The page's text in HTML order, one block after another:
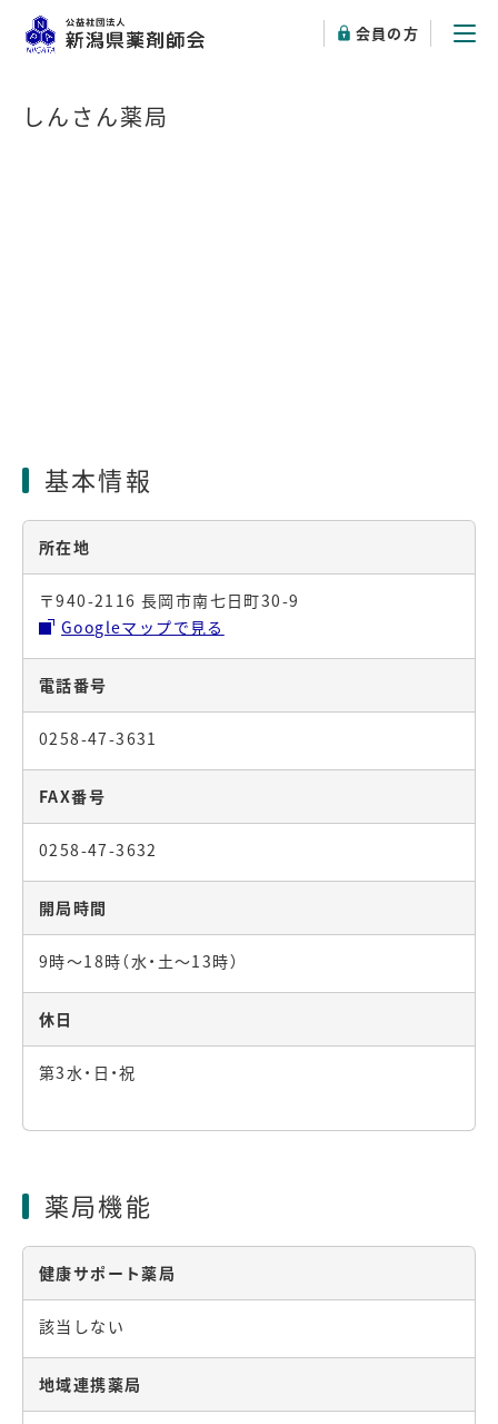
会員の方
しんさん薬局
基本情報
所在地
〒940-2116 長岡市南七日町30-9
Googleマップで見る
電話番号
0258-47-3631
FAX番号
0258-47-3632
開局時間
9時～18時（水・土～13時）
休日
第3水・日・祝
薬局機能
健康サポート薬局
該当しない
地域連携薬局